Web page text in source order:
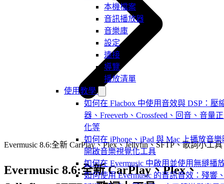
本機檔案
音訊播放器
音樂庫
設定
連接
導覽
播放清單
使用教學
如何在 Flacbox 中使用音效與 DSP：壓
器、Freeverb、Crossfeed、回音、音量
化等
如何在 iPhone、iPad 與 Mac 上播放音樂
開啟音樂視覺化工具
如何在 Evermusic 中啟用並使用無縫播
如何使用 Evermusic 的音訊音效：殘響
Evermusic 8.6:全新 CarPlay、Plex、Jellyfin、SFTP、歌詞小工具
Evermusic 8.6:全新 CarPlay、Plex、